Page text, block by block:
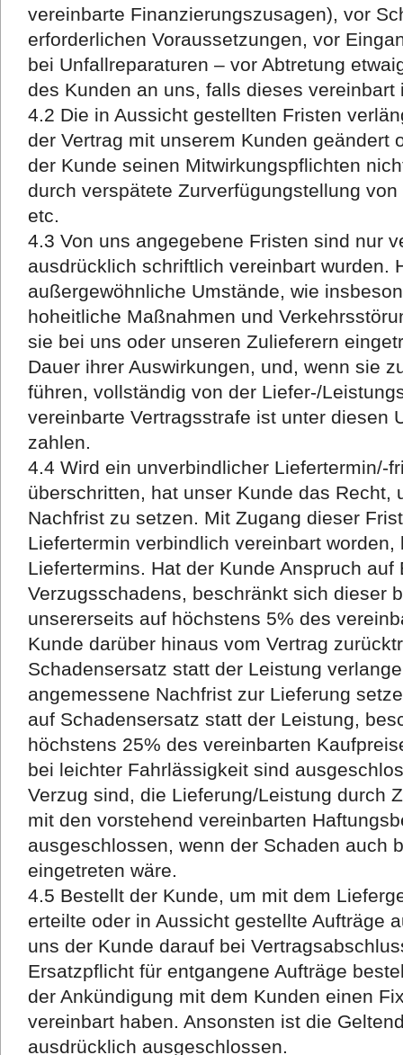
vereinbarte Finanzierungszusagen), vor
erforderlichen Voraussetzungen, vor
bei Unfallreparaturen – vor Abtretung
des Kunden an uns, falls dieses vereinbart
4.2 Die in Aussicht gestellten Fristen
der Vertrag mit unserem Kunden geändert
der Kunde seinen Mitwirkungspflichten
durch verspätete Zurverfügungstellung
etc.
4.3 Von uns angegebene Fristen sind nur
ausdrücklich schriftlich vereinbart wurden.
außergewöhnliche Umstände, wie
hoheitliche Maßnahmen und
sie bei uns oder unseren Zulieferern
Dauer ihrer Auswirkungen, und, wenn sie
führen, vollständig von der Liefer-/
vereinbarte Vertragsstrafe ist unter diesen
zahlen.
4.4 Wird ein unverbindlicher Liefertermin/-
überschritten, hat unser Kunde das Recht,
Nachfrist zu setzen. Mit Zugang dieser
Liefertermin verbindlich vereinbart worden,
Liefertermins. Hat der Kunde Anspruch auf
Verzugsschadens, beschränkt sich dieser
unsererseits auf höchstens 5% des
Kunde darüber hinaus vom Vertrag
Schadensersatz statt der Leistung
angemessene Nachfrist zur Lieferung
auf Schadensersatz statt der Leistung,
höchstens 25% des vereinbarten
bei leichter Fahrlässigkeit sind
Verzug sind, die Lieferung/Leistung durch
mit den vorstehend vereinbarten
ausgeschlossen, wenn der Schaden auch
eingetreten wäre.
4.5 Bestellt der Kunde, um mit dem
erteilte oder in Aussicht gestellte Aufträge
uns der Kunde darauf bei
Ersatzpflicht für entgangene Aufträge
der Ankündigung mit dem Kunden einen
vereinbart haben. Ansonsten ist die
ausdrücklich ausgeschlossen.